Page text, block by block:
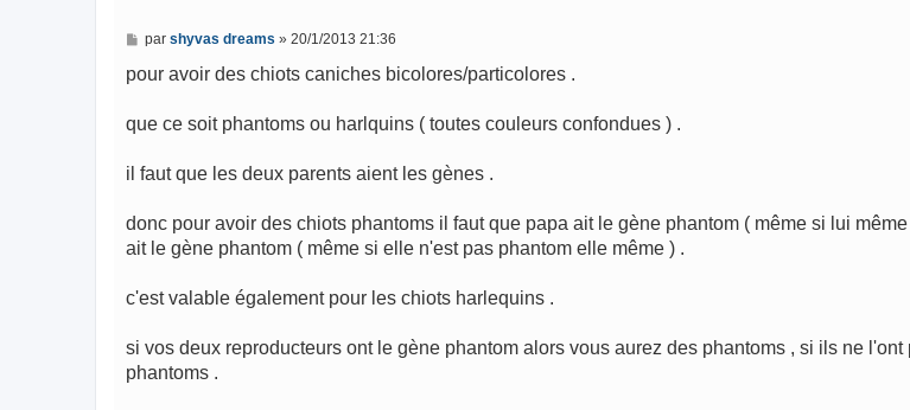
M
s
g
par shyvas dreams » 20/1/2013 21:36
pour avoir des chiots caniches bicolores/particolores .
que ce soit phantoms ou harlquins ( toutes couleurs confondues ) .
il faut que les deux parents aient les gènes .
donc pour avoir des chiots phantoms il faut que papa ait le gène phantom ( même si lui
ait le gène phantom ( même si elle n'est pas phantom elle même ) .
c'est valable également pour les chiots harlequins .
si vos deux reproducteurs ont le gène phantom alors vous aurez des phantoms , si ils ne
phantoms .